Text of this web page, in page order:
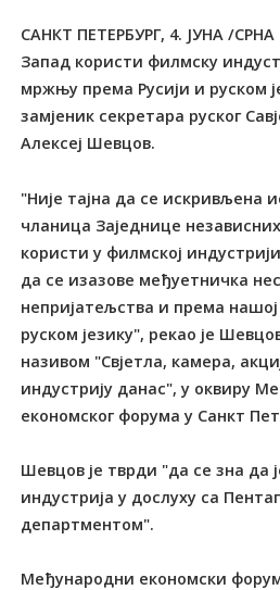
САНКТ ПЕТЕРБУРГ, 4. ЈУНА /
Запад користи филмску
мржњу према Русији и руском
замјеник секретара руског
Алексеј Шевцов.
"Није тајна да се искривљена
чланица Заједнице
користи у филмској
да се изазове међуeтничка
непријатељства и према
руском језику", рекао је
називом "Свјетла, камера,
индустрију данас", у оквиру
економског форума у Санкт
Шевцов је тврди "да се зна да
индустрија у дослуху са
департментом".
Међународни економски